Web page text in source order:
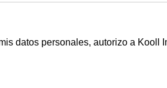
datos personales, autorizo a